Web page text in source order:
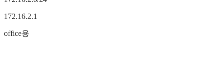
172.16.2.1
office용